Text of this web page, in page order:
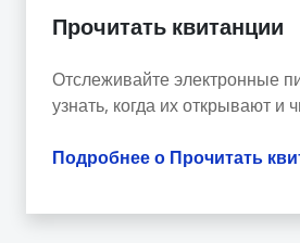
Прочитать квитанции
Отслеживайте электронные
узнать, когда их открывают и
Подробнее о Прочитать